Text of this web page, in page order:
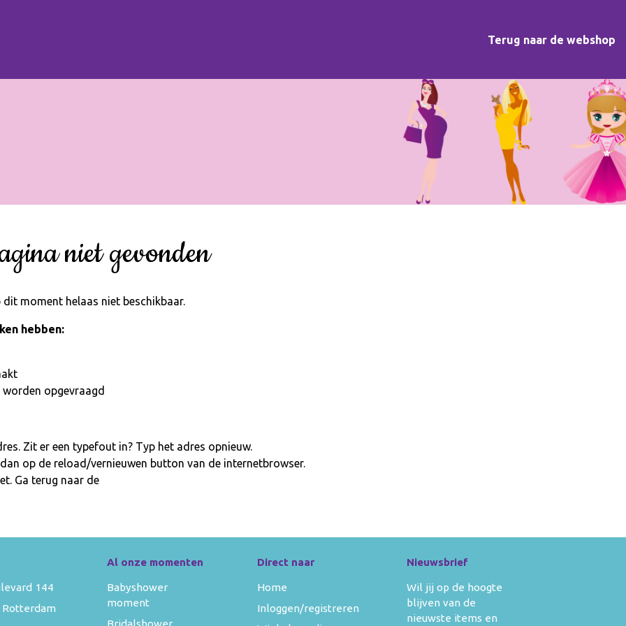
Terug naar de webshop
niet gevonden
moment helaas niet beschikbaar.
hebben:
opgevraagd
Zit er een typefout in? Typ het adres opnieuw.
op de reload/vernieuwen button van de internetbrowser.
Ga terug naar de
144
Al onze momenten
Babyshower
moment
Bridalshower
Direct naar
Home
Inloggen/registreren
Nieuwsbrief
Wil jij op de hoogte
blijven van de
nieuwste items en